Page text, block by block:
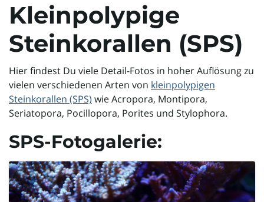
l
Kleinpolypige
Steinkorallen (SPS)
Hier findest Du viele Detail-Fotos in hoher Auflösung zu
vielen verschiedenen Arten von kleinpolypigen
Steinkorallen (SPS) wie Acropora, Montipora,
Seriatopora, Pocillopora, Porites und Stylophora.
SPS-Fotogalerie: